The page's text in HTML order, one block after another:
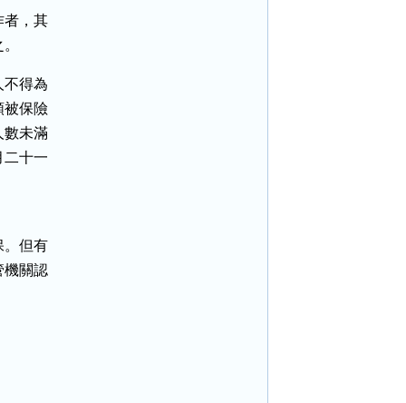
者，其
不得為
被保險
數未滿
二十一
。但有
機關認